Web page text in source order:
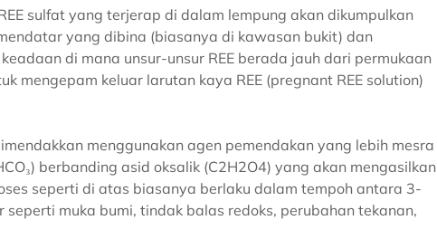
sulfat yang terjerap di dalam lempung akan dikumpulkan
yang dibina (biasanya di kawasan bukit) dan
di mana unsur-unsur REE berada jauh dari permukaan
mengepam keluar larutan kaya REE (pregnant REE solution)
menggunakan agen pemendakan yang lebih mesra
berbanding asid oksalik (C2H2O4) yang akan mengasilkan
seperti di atas biasanya berlaku dalam tempoh antara 3-
muka bumi, tindak balas redoks, perubahan tekanan,